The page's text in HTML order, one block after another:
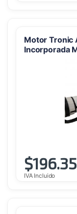
Motor Tronic
Incorporada
$
IVA Incluido